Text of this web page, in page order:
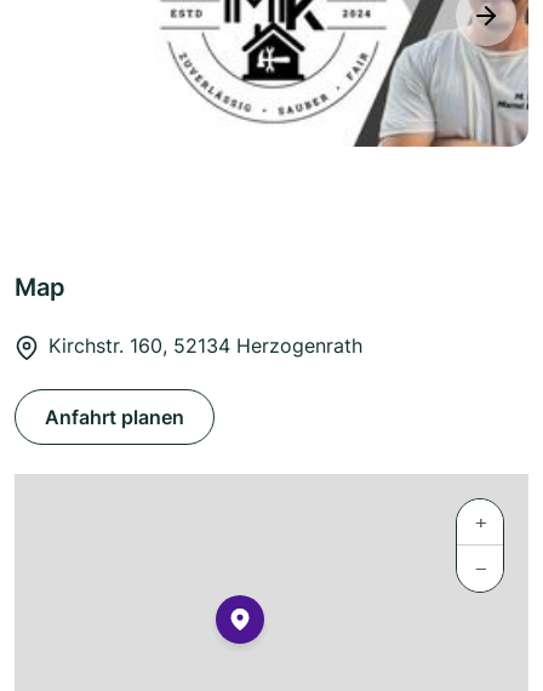
next
Map
Kirchstr. 160, 52134 Herzogenrath
Anfahrt planen
+
−